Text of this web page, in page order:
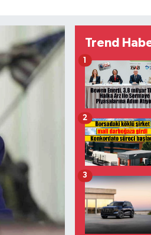
Trend
1
2
3